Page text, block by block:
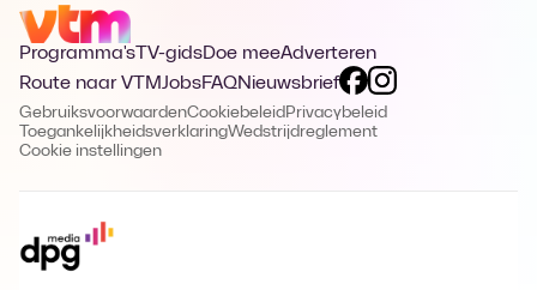
Programma's TV-gidsDoe meeAdverteren
Route naar VTMJobsFAQNieuwsbrief
GebruiksvoorwaardenCookiebeleid Privacybeleid
ToegankelijkheidsverklaringWedstrijdreglement
Cookie instellingen